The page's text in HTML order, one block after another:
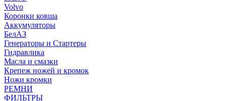
Volvo
Коронки ковша
Аккумуляторы
БелАЗ
Генераторы и Стартеры
Гидравлика
Масла и смазки
Крепеж ножей и кромок
Ножи кромки
РЕМНИ
ФИЛЬТРЫ